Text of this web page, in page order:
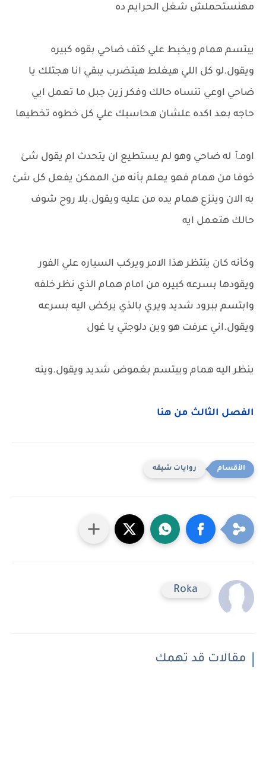
مهنستحملش شغل الحرايم ده
يبتسم همام ويخبط علي كتف ضاحي بقوه كبيره
ويقول.لو كل اللي هيغلط هيتضرب يبقي انا هجتلك يا
ضاحي اوعي تنساه حالك وفكر زين جبل ما تعمل ايي
حاجه بعد اكده علشان هحاسبك علي كل خطوه تخطيها
اومٱ له ضاحي وهو لم يستطيع ان يتحدث ام يقول شئ
خوفا من همام فهو يعلم بأنه من الممكن يفعل كل شئ
به الان وينزع همام يده من عليه ويقول.يلا روح شوف
حالك هتعمل ايه
وكأنه كان ينتظر هذا الامر ويركب السياره علي الفور
ويقودها بسرعه كبيره من امام همام الذي نظر خلفه
وابتسم ببرود شديد ويري بالذي يركض اليه بسرعه
ويقول.اني عرفت هو وين دلوجتي يا غول
ينظر اليه همام ويبتسم بغموض شديد ويقول.وينه
الفصل الثالث من هنا
روايات شيقه
Roka
مقالات قد تهمك